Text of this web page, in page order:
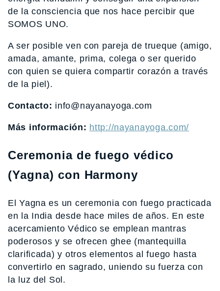
de la consciencia que nos hace percibir que
SOMOS UNO.
A ser posible ven con pareja de trueque (amigo,
amada, amante, prima, colega o ser querido
con quien se quiera compartir corazón a través
de la piel).
Contacto: info@nayanayoga.com
Más información: http://nayanayoga.com/
Ceremonia de fuego védico
(Yagna) con Harmony
El Yagna es un ceremonia con fuego practicada
en la India desde hace miles de años. En este
acercamiento Védico se emplean mantras
poderosos y se ofrecen ghee (mantequilla
clarificada) y otros elementos al fuego hasta
convertirlo en sagrado, uniendo su fuerza con
la luz del Sol.